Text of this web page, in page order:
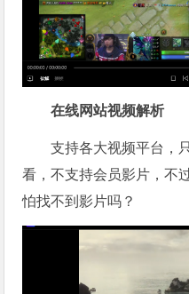
在线网站视频解析
支持各大视频平台，
看，不支持会员影片，不
怕找不到影片吗？